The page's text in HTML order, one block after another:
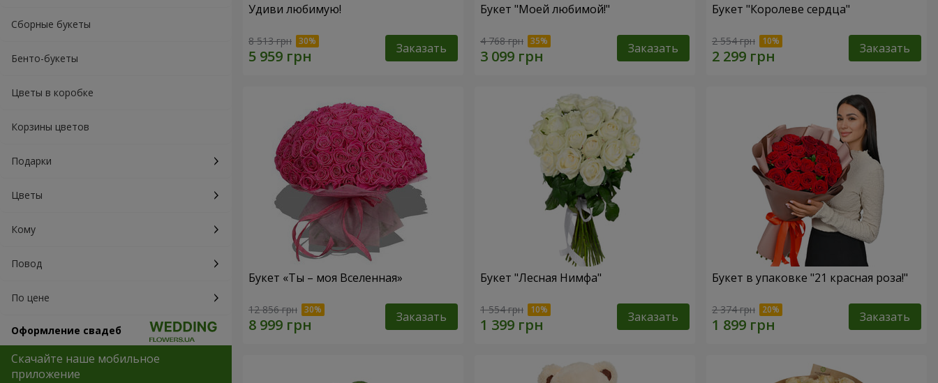
Сборные букеты
Бенто-букеты
Цветы в коробке
Корзины цветов
Подарки
Цветы
Кому
Повод
По цене
Оформление свадеб
Скачайте наше мобильное
приложение
Удиви любимую!
8 513 грн Заказать
Букет "Моей любимой!"
4 768 грн Заказать
Букет "Королеве сердца"
2 554 грн Заказать
Букет «Ты – моя Вселенная»
12 856 грн Заказать
Букет "Лесная Нимфа"
1 554 грн Заказать
Букет в упаковке "21 красная роза!"
2 374 грн Заказать